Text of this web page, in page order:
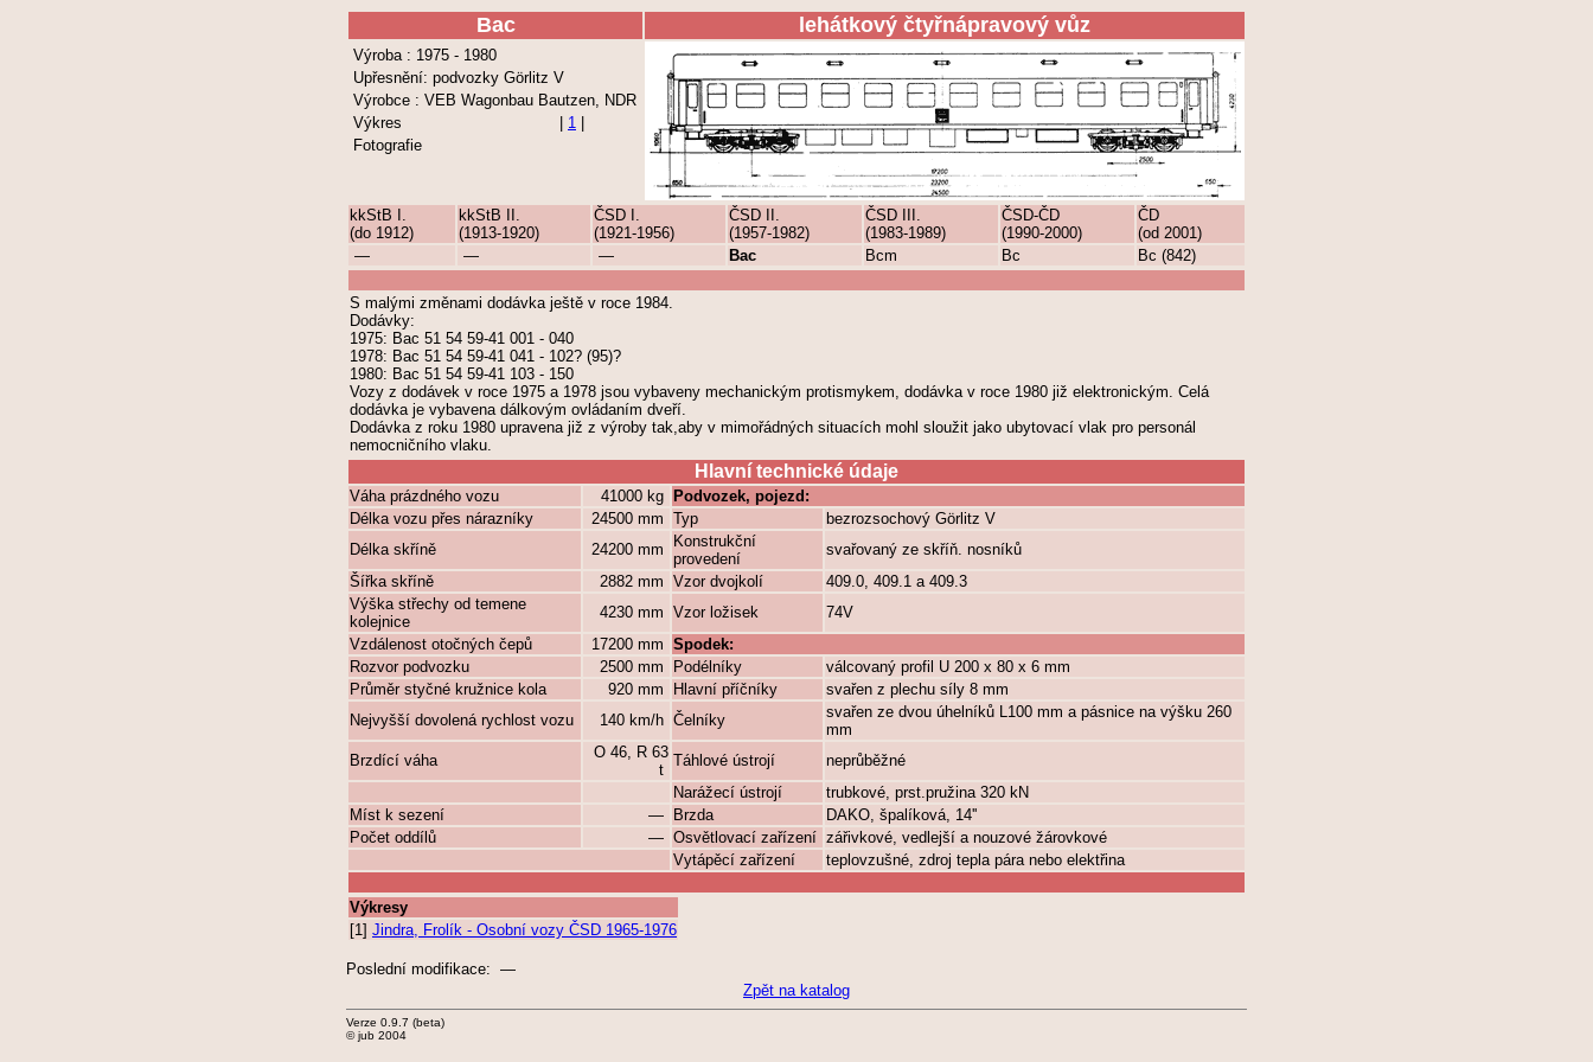
Bac lehátkový čtyřnápravový vůz
Výroba : 1975 - 1980
Upřesnění: podvozky Görlitz V
Výrobce : VEB Wagonbau Bautzen, NDR
Výkres
1
Fotografie
kkStB I.
(do 1912)
kkStB II.
(1913-1920)
ČSD I.
(1921-1956)
ČSD II.
(1957-1982)
ČSD III.
(1983-1989)
ČSD-ČD
(1990-2000)
ČD
(od 2001)
—
— — Bac Bcm Bc Bc (842)
S malými změnami dodávka ještě v roce 1984.
Dodávky:
1975: Bac 51 54 59-41 001 - 040
1978: Bac 51 54 59-41 041 - 102? (95)?
1980: Bac 51 54 59-41 103 - 150
Vozy z dodávek v roce 1975 a 1978 jsou vybaveny mechanickým protismykem, dodávka v roce 1980 již elektronickým. Celá
dodávka je vybavena dálkovým ovládaním dveří.
Dodávka z roku 1980 upravena již z výroby tak,aby v mimořádných situacích mohl sloužit jako ubytovací vlak pro personál
nemocničního vlaku.
Hlavní technické údaje
Váha prázdného vozu 41000 kg
Podvozek, pojezd:
Délka vozu přes nárazníky
24500 mm Typ
bezrozsochový Görlitz V
Délka skříně
24200 mm
Konstrukční
provedení
svařovaný ze skříň. nosníků
Šířka skříně
2882 mm Vzor dvojkolí
409.0, 409.1 a 409.3
Výška střechy od temene
kolejnice
4230 mm Vzor ložisek
74V
Vzdálenost otočných čepů
17200 mm Spodek:
Rozvor podvozku
2500 mm Podélníky
válcovaný profil U 200 x 80 x 6 mm
Průměr styčné kružnice kola
920 mm Hlavní příčníky
svařen z plechu síly 8 mm
Nejvyšší dovolená rychlost vozu
140 km/h Čelníky
svařen ze dvou úhelníků L100 mm a pásnice na výšku 260
mm
Brzdící váha
O 46, R 63
t
Táhlové ústrojí
neprůběžné
Narážecí ústrojí
trubkové, prst.pružina 320 kN
Míst k sezení
— Brzda
DAKO, špalíková, 14''
Počet oddílů
— Osvětlovací zařízení zářivkové, vedlejší a nouzové žárovkové
Vytápěcí zařízení
teplovzušné, zdroj tepla pára nebo elektřina
Výkresy
[1] Jindra, Frolík - Osobní vozy ČSD 1965-1976
Poslední modifikace: —
Zpět na katalog
Verze 0.9.7 (beta)
© jub 2004